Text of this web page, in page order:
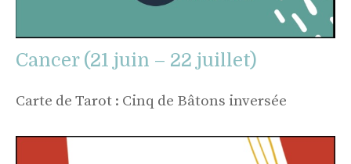
Cancer (21 juin – 22 juillet)
Carte de Tarot : Cinq de Bâtons inversée